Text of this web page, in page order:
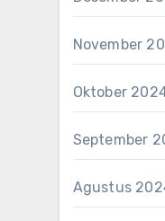
November
Oktober
September
Agustus